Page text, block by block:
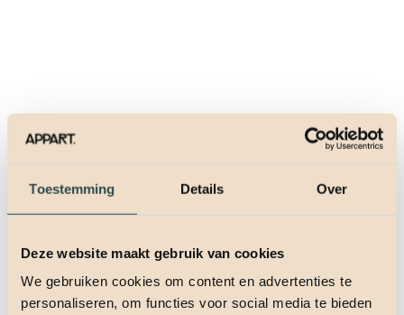
Toestemming Details Over
Deze website maakt gebruik van cookies
We gebruiken cookies om content en advertenties te
personaliseren, om functies voor social media te bieden